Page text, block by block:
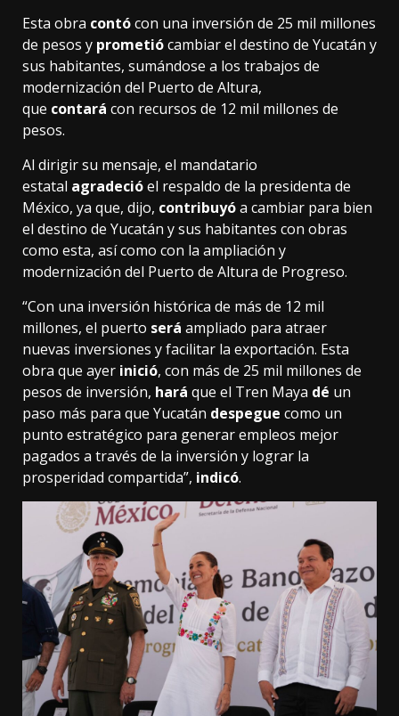
Esta obra contócon una inversión de 25 mil millones
de pesos y prometiócambiar el destino de Yucatán y
sus habitantes, sumándose a los trabajos de
modernización del Puerto de Altura,
que contará con recursos de 12 mil millones de
pesos.
Al dirigir su mensaje, el mandatario
estatal agradecióel respaldo de la presidenta de
México, ya que, dijo, contribuyóa cambiar para bien
el destino de Yucatán y sus habitantes con obras
como esta, así como con la ampliación y
modernización del Puerto de Altura de Progreso.
“Con una inversión histórica de más de 12 mil
millones, el puerto será ampliado para atraer
nuevas inversiones y facilitar la exportación. Esta
obra que ayer inició, con más de 25 mil millones de
pesos de inversión, hará que el Tren Maya dé un
paso más para que Yucatán despegue como un
punto estratégico para generar empleos mejor
pagados a través de la inversión y lograr la
prosperidad compartida”, indicó.